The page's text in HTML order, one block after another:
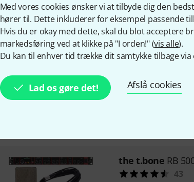
Med vores cookies ønsker vi at tilbyde dig den
hører til. Dette inkluderer for eksempel passende
Hvis du er okay med dette, skal du blot acceptere
markedsføring ved at klikke på "I orden!" (vis alle).
Du kan til enhver tid trække dit samtykke tilbage
Lad os gøre det! Afslå cookies
på lager
the t.boneRM
Nominel
Maks. SPL: 148
the t.bone RB
43